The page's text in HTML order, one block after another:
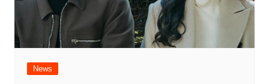
News